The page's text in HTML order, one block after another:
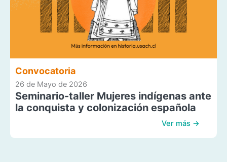
Convocatoria
26 de Mayo de 2026
Seminario-taller Mujeres indígenas ante
la conquista y colonización española
Ver más →